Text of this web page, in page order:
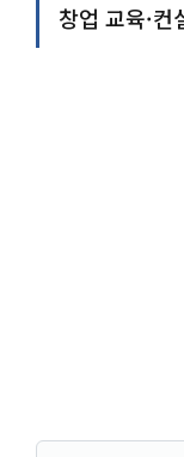
창업 교육·